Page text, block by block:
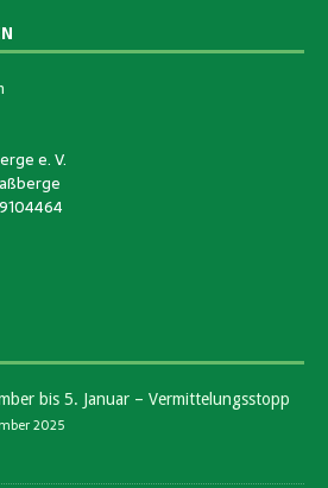
e. V.
bis 5. Januar – Vermittelungsstopp
2025